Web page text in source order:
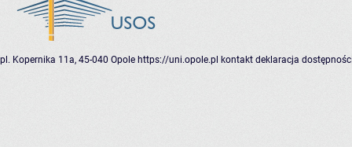
pl. Kopernika 11a, 45-040 Opole https://uni.opole.pl kontakt deklaracja